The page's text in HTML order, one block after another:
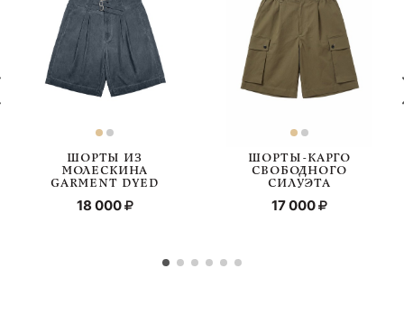
ШОРТЫ ИЗ
МОЛЕСКИНА
GARMENT DYED
18 000
ШОРТЫ-КАРГО
СВОБОДНОГО
СИЛУЭТА
17 000